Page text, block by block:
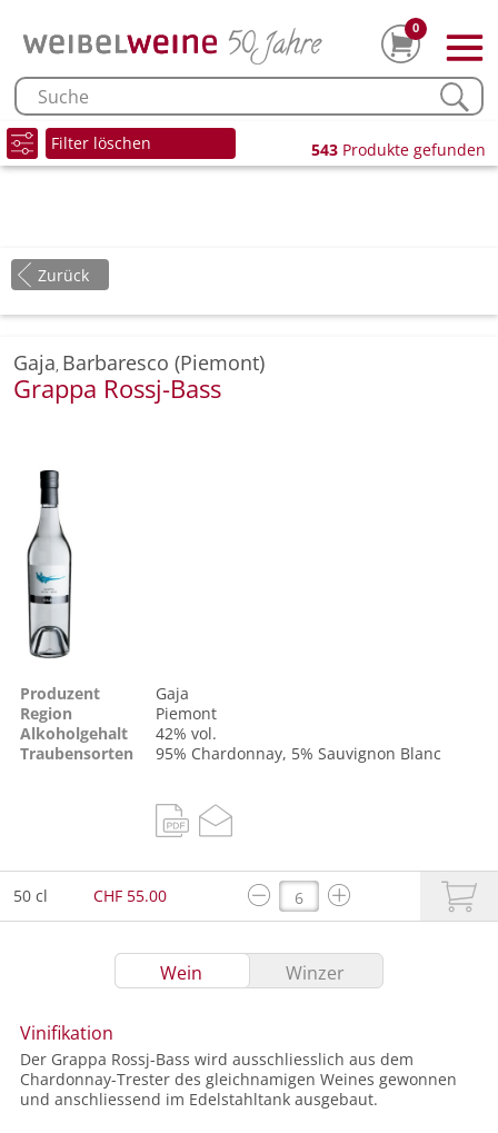
0
Filter löschen 543 Produkte gefunden
Zurück
Gaja, Barbaresco (Piemont)
Grappa Rossj-Bass
Produzent
Gaja
Region
Piemont
Alkoholgehalt
42% vol.
Traubensorten
95% Chardonnay, 5% Sauvignon Blanc
50 cl CHF 55.00
Wein Winzer
Vinifikation
Der Grappa Rossj-Bass wird ausschliesslich aus dem
Chardonnay-Trester des gleichnamigen Weines gewonnen
und anschliessend im Edelstahltank ausgebaut.